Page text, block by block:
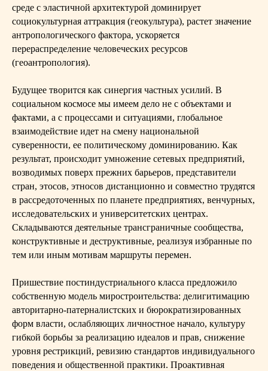
среде с эластичной архитектурой доминирует
социокультурная аттракция (геокультура), растет значение
антропологического фактора, ускоряется
перераспределение человеческих ресурсов
(геоантропология).
Будущее творится как синергия частных усилий. В
социальном космосе мы имеем дело не с объектами и
фактами, а с процессами и ситуациями, глобальное
взаимодействие идет на смену национальной
суверенности, ее политическому доминированию. Как
результат, происходит умножение сетевых предприятий,
возводимых поверх прежних барьеров, представители
стран, этосов, этносов дистанционно и совместно трудятся
в рассредоточенных по планете предприятиях, венчурных,
исследовательских и университетских центрах.
Складываются деятельные трансграничные сообщества,
конструктивные и деструктивные, реализуя избранные по
тем или иным мотивам маршруты перемен.
Пришествие постиндустриального класса предложило
собственную модель миростроительства: делигитимацию
авторитарно-патерналистских и бюрократизированных
форм власти, ослабляющих личностное начало, культуру
гибкой борьбы за реализацию идеалов и прав, снижение
уровня рестрикций, ревизию стандартов индивидуального
поведения и общественной практики. Проактивная